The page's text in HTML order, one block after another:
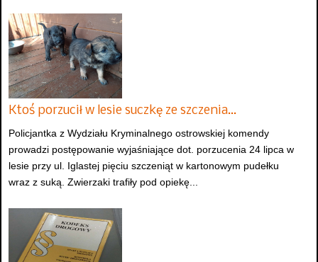
Ktoś porzucił w lesie suczkę ze szczenia…
Policjantka z Wydziału Kryminalnego ostrowskiej komendy
prowadzi postępowanie wyjaśniające dot. porzucenia 24 lipca w
lesie przy ul. Iglastej pięciu szczeniąt w kartonowym pudełku
wraz z suką. Zwierzaki trafiły pod opiekę...